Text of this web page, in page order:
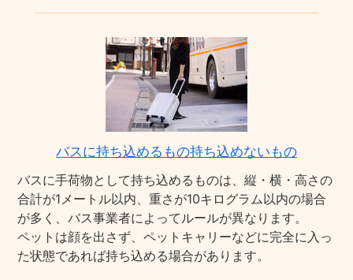
バスに持ち込めるもの持ち込めないもの
バスに手荷物として持ち込めるものは、縦・横・高さの
合計が1メートル以内、重さが10キログラム以内の場合
が多く、バス事業者によってルールが異なります。
ペットは顔を出さず、ペットキャリーなどに完全に入っ
た状態であれば持ち込める場合があります。